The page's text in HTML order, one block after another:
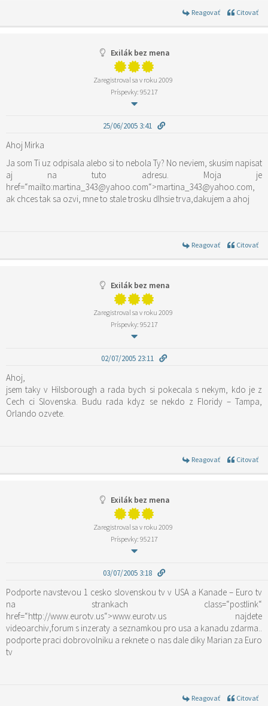
Reagovať Citovať
Exilák bez mena
Zaregistroval sa v roku 2009
Príspevky: 95217
25/06/2005 3:41
Ahoj Mirka
Ja som Ti uz odpisala alebo si to nebola Ty? No neviem, skusim napisat
aj na tuto adresu. Moja je
href=“mailto:martina_343@yahoo.com“>martina_343@yahoo.com,
ak chces tak sa ozvi, mne to stale trosku dlhsie trva,dakujem a ahoj
Reagovať Citovať
Exilák bez mena
Zaregistroval sa v roku 2009
Príspevky: 95217
02/07/2005 23:11
Ahoj,
jsem taky v Hilsborough a rada bych si pokecala s nekym, kdo je z
Cech ci Slovenska. Budu rada kdyz se nekdo z Floridy – Tampa,
Orlando ozvete.
Reagovať Citovať
Exilák bez mena
Zaregistroval sa v roku 2009
Príspevky: 95217
03/07/2005 3:18
Podporte navstevou 1 cesko slovenskou tv v USA a Kanade – Euro tv
na strankach class=“postlink“
href=“http://www.eurotv.us“>www.eurotv.us najdete
videoarchiv,forum s inzeraty a seznamkou pro usa a kanadu zdarma..
podporte praci dobrovolniku a reknete o nas dale diky Marian za Euro
tv
Reagovať Citovať